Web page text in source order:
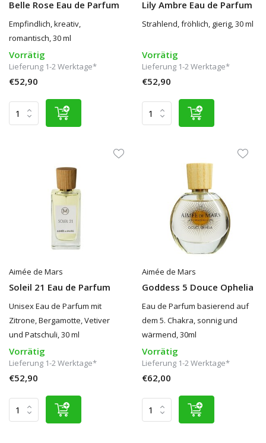
Belle Rose Eau de Parfum
Empfindlich, kreativ,
romantisch, 30 ml
Vorrätig
Lieferung 1-2 Werktage*
€52,90
Lily Ambre Eau de Parfum
Strahlend, fröhlich, gierig, 30 ml
Vorrätig
Lieferung 1-2 Werktage*
€52,90
Aimée de Mars
Soleil 21 Eau de Parfum
Unisex Eau de Parfum mit
Zitrone, Bergamotte, Vetiver
und Patschuli, 30 ml
Vorrätig
Lieferung 1-2 Werktage*
€52,90
Aimée de Mars
Goddess 5 Douce Ophelia
Eau de Parfum basierend auf
dem 5. Chakra, sonnig und
wärmend, 30ml
Vorrätig
Lieferung 1-2 Werktage*
€62,00